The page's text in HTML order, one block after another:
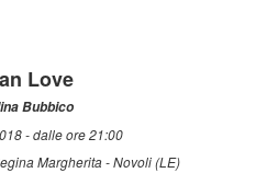
Love
Bubbico
- dalle ore 21:00
Margherita - Novoli (LE)